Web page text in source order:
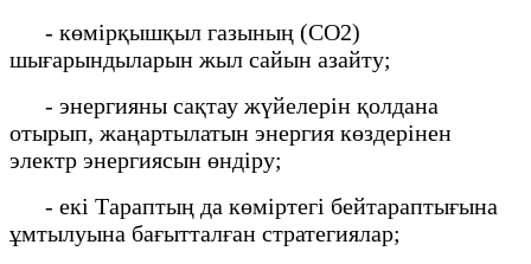
- көмірқышқыл газының (CO2)
шығарындыларын жыл сайын азайту;
- энергияны сақтау жүйелерін қолдана
отырып, жаңартылатын энергия көздерінен
электр энергиясын өндіру;
- екі Тараптың да көміртегі бейтараптығына
ұмтылуына бағытталған стратегиялар;